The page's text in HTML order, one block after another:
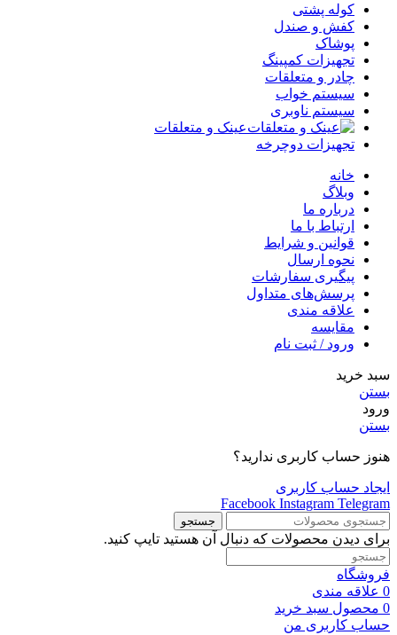
کوله پشتی
کفش و صندل
پوشاک
تجهیزات کمپینگ
چادر و متعلقات
سیستم خواب
سیستم ناوبری
عینک و متعلقات
تجهیزات دوچرخه
خانه
وبلاگ
درباره ما
ارتباط با ما
قوانین و شرایط
نحوه ارسال
پیگیری سفارشات
پرسش‌های متداول
علاقه مندی
مقایسه
ورود / ثبت نام
سبد خرید
بستن
ورود
بستن
هنوز حساب کاربری ندارید؟
ایجاد حساب کاربری
Facebook Instagram Telegram
جستجو
برای دیدن محصولات که دنبال آن هستید تایپ کنید.
فروشگاه
0 علاقه مندی
0 محصول سبد خرید
حساب کاربری من